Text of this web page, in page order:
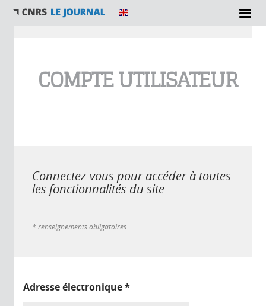
COMPTE UTILISATEUR
Connectez-vous pour accéder à toutes
les fonctionnalités du site
* renseignements obligatoires
Adresse électronique*